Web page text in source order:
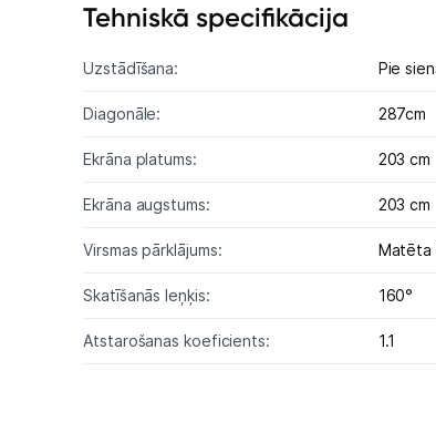
Tehniskā specifikācija
Uzstādīšana: Pie
Diagonāle: 287cm
Ekrāna platums: 203 cm
Ekrāna augstums: 203 cm
Virsmas pārklājums: Matēta
Skatīšanās leņķis: 160°
Atstarošanas koeficients: 1.1